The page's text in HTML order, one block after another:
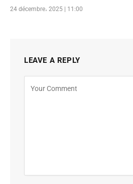
24 décembre، 2025 | 11:00
LEAVE A REPLY